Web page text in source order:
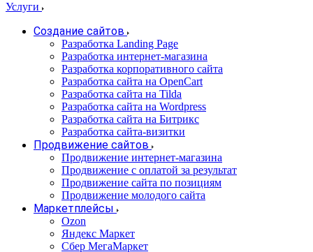
Услуги
Создание сайтов
Разработка Landing Page
Разработка интернет-магазина
Разработка корпоративного сайта
Разработка сайта на OpenCart
Разработка сайта на Tilda
Разработка сайта на Wordpress
Разработка сайта на Битрикс
Разработка сайта-визитки
Продвижение сайтов
Продвижение интернет-магазина
Продвижение с оплатой за результат
Продвижение сайта по позициям
Продвижение молодого сайта
Маркетплейсы
Ozon
Яндекс Маркет
Сбер МегаМаркет